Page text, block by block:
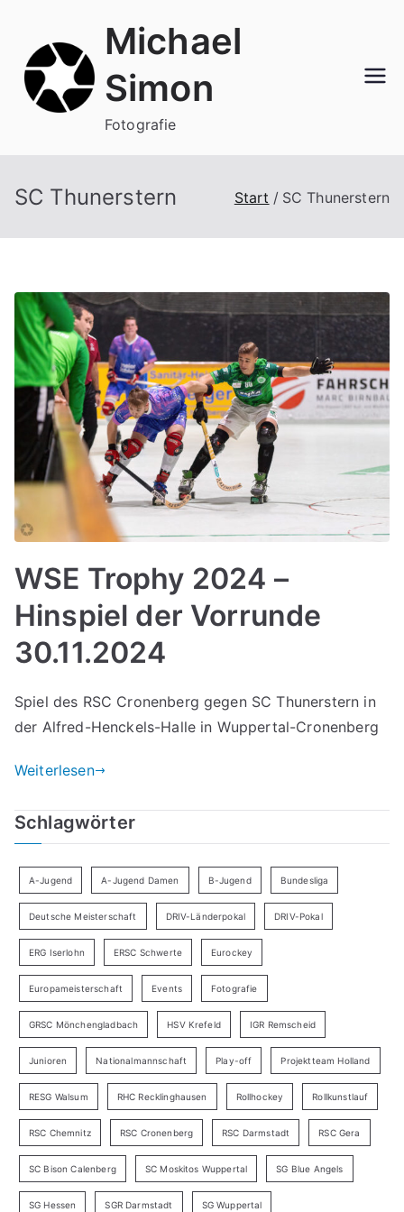
springen
Michael
Simon
Fotografie
SC Thunerstern Start SC Thunerstern
WSE Trophy 2024 –
Hinspiel der Vorrunde
30.11.2024
Spiel des RSC Cronenberg gegen SC Thunerstern in
der Alfred-Henckels-Halle in Wuppertal-Cronenberg
Weiterlesen
Schlagwörter
A-Jugend A-Jugend Damen B-Jugend Bundesliga
Deutsche Meisterschaft DRIV-Länderpokal DRIV-Pokal
ERG Iserlohn ERSC Schwerte Eurockey
Europameisterschaft Events Fotografie
GRSC Mönchengladbach HSV Krefeld IGR Remscheid
Junioren Nationalmannschaft Play-off Projektteam Holland
RESG Walsum RHC Recklinghausen Rollhockey Rollkunstlauf
RSC Chemnitz RSC Cronenberg RSC Darmstadt RSC Gera
SC Bison Calenberg SC Moskitos Wuppertal SG Blue Angels
SG Hessen SGR Darmstadt SG Wuppertal